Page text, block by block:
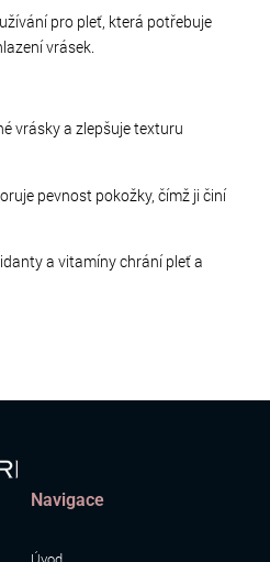
pro pleť, která potřebuje
vrásek.
vrásky a zlepšuje texturu
pevnost pokožky, čímž ji činí
a vitamíny chrání pleť a
Navigace